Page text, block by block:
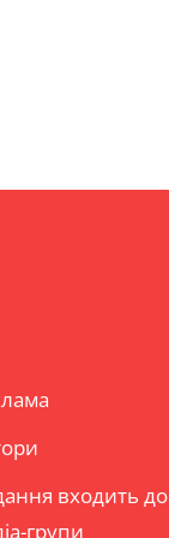
входить до
групи